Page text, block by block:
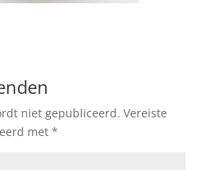
niet gepubliceerd. Vereiste
met *